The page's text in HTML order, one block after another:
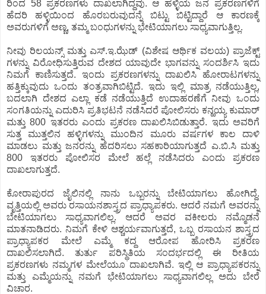
ರಿಂದ 58 ಪ್ರಕರಣಗಳು ದಾಖಲಾಗಿದ್ದವು. ಆ ಹಳ್ಳಿಯ ಜನ ಪ್ರಕರಣಗಳಿಗೆ
ಹೆದರಿ ಹಳ್ಳಿಯಿಂದ ಹೊರಬರುವುದನ್ನೆ ಬಿಟ್ಟು ಬಿಟ್ಟಿದ್ದಾರೆ ಆ ಕಾರಣಕ್ಕೆ
ಅವರುಗಳಿಗೆ ಅಣ್ಣ, ತಮ್ಮ ಬಂಧುಗಳನ್ನು ಭೇಟಿಯಾಗಲು ಸಾಧ್ಯವಾಗುತ್ತಿಲ್ಲ.
ನೀವು ರಿಲಯನ್ಸ್ ಮತ್ತು ಎಸ್.ಇ.ಝೆಡ್ (ವಿಶೇಷ ಆರ್ಥಿಕ ವಲಯ) ಪ್ರಾಜೆಕ್ಟ್
ಗಳನ್ನು ವಿರೋಧಿಸುತ್ತಿರುವ ದೇಶದ ಯಾವುದೇ ಭಾಗವನ್ನು ಸಂದರ್ಶಿಸಿ ಇದು
ನಿಮಗೆ ಕಾಣಿಸುತ್ತದೆ. ಇಂದು ಪ್ರಕರಣಗಳನ್ನು ದಾಖಲಿಸಿ ಹೋರಾಟಗಳನ್ನು
ಹತ್ತಿಕ್ಕುವುದು ಒಂದು ತಂತ್ರವಾಗಿಬಿಟ್ಟಿದೆ. ಇದು ಇಲ್ಲಿ ಮಾತ್ರ ನಡೆಯುತ್ತಿಲ್ಲ,
ಬದಲಾಗಿ ದೇಶದ ಎಲ್ಲಾ ಕಡೆ ನಡೆಯುತ್ತಿದೆ ಉದಾಹರಣೆಗೆ ನೀವು ಒಂದು
ಸಂಗತಿಯನ್ನು ಎದುರಿಸಿ ಪ್ರತಿಭಟನೆ ನಡೆಸಿದರೆ ಪೋಲಿಸರು ಕನ್ಹಯ್ಯ ಕುಮಾರ್
ಮತ್ತು 800 ಇತರರು ಎಂದು ಪ್ರಕರಣ ದಾಖಲಿಸಿಬಿಡುತ್ತಾರೆ. ಇದು ಅವರಿಗೆ
ಸುತ್ತ ಮುತ್ತಲಿನ ಹಳ್ಳಿಗಳನ್ನು ಮುಂದಿನ ಮೂರು ವರ್ಷಗಳ ಕಾಲ ದಾಳಿ
ಮಾಡಲು ಮತ್ತು ಜನರನ್ನು ಹೆದರಿಸಲು ಸಹಕಾರಿಯಾಗುತ್ತದೆ ಎ.ಬಿ.ಸಿ ಮತ್ತು
800 ಇತರರು ಪೋಲಿಸರ ಮೇಲೆ ಹಲ್ಲೆ ನಡೆಸಿದರು ಎಂದು ಪ್ರಕರಣ
ದಾಖಲಾಗುತ್ತದೆ.
ಕೋರಾಪುರದ ಜೈಲಿನಲ್ಲಿ ನಾನು ಒಬ್ಬರನ್ನು ಬೇಟಿಯಾಗಲು ಹೋಗಿದ್ದೆ.
ವೃತ್ತಿಯಲ್ಲಿ ಅವರು ರಸಾಯನಶಾಸ್ತ್ರದ ಪ್ರಾಧ್ಯಾಪಕರು. ಆದರೆ ನಮಗೆ ಅವರನ್ನು
ಬೇಟಿಯಾಗಲು ಸಾಧ್ಯವಾಗಲಿಲ್ಲ. ಆದರೆ ಅವರ ವಕೀಲರು ನಮ್ಮೊಡನೆ
ಮಾತನಾಡಿದರು. ನಿಮಗೆ ಕೇಳಿ ಆಶ್ಚರ್ಯವಾಗುತ್ತದೆ, ಒಬ್ಬ ರಸಾಯನ ಶಾಸ್ತ್ರದ
ಪ್ರಾಧ್ಯಾಪಕರ ಮೇಲೆ ಎಮ್ಮೆ ಕದ್ದ ಆರೋಪ ಹೋರಿಸಿ ಪ್ರಕರಣ
ದಾಖಲಿಸಲಾಗಿದೆ. ತುರ್ತು ಪರಿಸ್ಥಿತಿಯ ಸಂದರ್ಭದಲ್ಲಿ ಈ ರೀತಿಯ
ಪ್ರಕರಣಗಳು ನಮ್ಮಗಳ ಮೇಲೆಯೂ ದಾಖಲಾಗಿವೆ. ಇಲ್ಲಿ ಆ ಪ್ರಾಧ್ಯಾಪಕರನ್ನು
ಮತ್ತು ಎಮ್ಮೆಯನ್ನು ನಮಗೆ ಭೇಟಿಯಾಗಲು ಸಾಧ್ಯವಾಗಲಿಲ್ಲ ಅದು ಬೇರೆ
ವಿಚಾರ.